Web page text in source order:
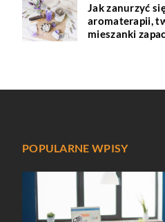
Jak zanurzyć
aromaterapii,
mieszanki
POPULARNE WPISY